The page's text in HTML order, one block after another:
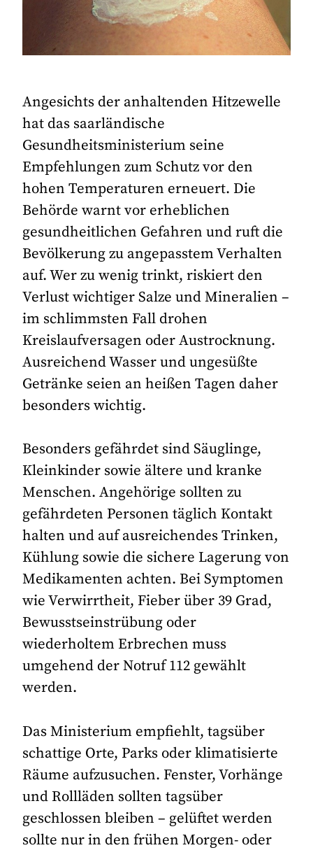
Angesichts der anhaltenden Hitzewelle
hat das saarländische
Gesundheitsministerium seine
Empfehlungen zum Schutz vor den
hohen Temperaturen erneuert. Die
Behörde warnt vor erheblichen
gesundheitlichen Gefahren und ruft die
Bevölkerung zu angepasstem Verhalten
auf. Wer zu wenig trinkt, riskiert den
Verlust wichtiger Salze und Mineralien –
im schlimmsten Fall drohen
Kreislaufversagen oder Austrocknung.
Ausreichend Wasser und ungesüßte
Getränke seien an heißen Tagen daher
besonders wichtig.
Besonders gefährdet sind Säuglinge,
Kleinkinder sowie ältere und kranke
Menschen. Angehörige sollten zu
gefährdeten Personen täglich Kontakt
halten und auf ausreichendes Trinken,
Kühlung sowie die sichere Lagerung von
Medikamenten achten. Bei Symptomen
wie Verwirrtheit, Fieber über 39 Grad,
Bewusstseinstrübung oder
wiederholtem Erbrechen muss
umgehend der Notruf 112 gewählt
werden.
Das Ministerium empfiehlt, tagsüber
schattige Orte, Parks oder klimatisierte
Räume aufzusuchen. Fenster, Vorhänge
und Rollläden sollten tagsüber
geschlossen bleiben – gelüftet werden
sollte nur in den frühen Morgen- oder